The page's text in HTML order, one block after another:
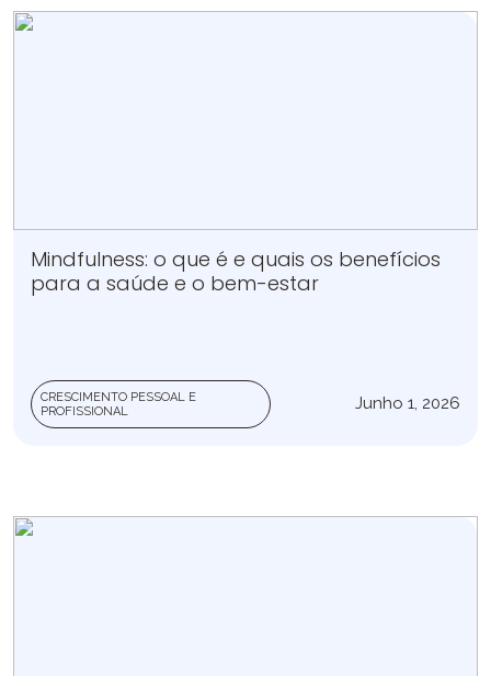
Mindfulness: o que é e quais os benefícios
para a saúde e o bem-estar
CRESCIMENTO PESSOAL E
PROFISSIONAL
Junho 1, 2026